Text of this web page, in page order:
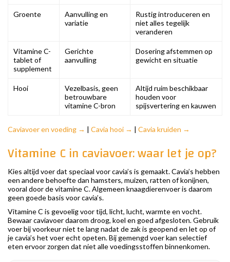
Groente
Aanvulling en
variatie
Rustig introduceren en
niet alles tegelijk
veranderen
Vitamine C-
tablet of
supplement
Gerichte
aanvulling
Dosering afstemmen op
gewicht en situatie
Hooi
Vezelbasis, geen
betrouwbare
vitamine C-bron
Altijd ruim beschikbaar
houden voor
spijsvertering en kauwen
Caviavoer en voeding → | Cavia hooi → | Cavia kruiden →
Vitamine C in caviavoer: waar let je op?
Kies altijd voer dat speciaal voor cavia’s is gemaakt. Cavia’s hebben
een andere behoefte dan hamsters, muizen, ratten of konijnen,
vooral door de vitamine C. Algemeen knaagdierenvoer is daarom
geen goede basis voor cavia’s.
Vitamine C is gevoelig voor tijd, licht, lucht, warmte en vocht.
Bewaar caviavoer daarom droog, koel en goed afgesloten. Gebruik
voer bij voorkeur niet te lang nadat de zak is geopend en let op of
je cavia’s het voer echt opeten. Bij gemengd voer kan selectief
eten ervoor zorgen dat niet alle voedingsstoffen binnenkomen.